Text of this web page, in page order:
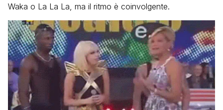
Waka o La La La, ma il ritmo è coinvolgente.